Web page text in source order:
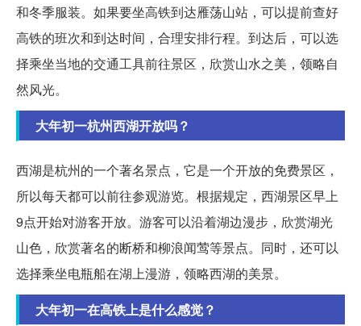
和冬季服装。如果要坐高铁到达雁荡山站，可以提前查好
高铁的班次和到达时间，合理安排行程。到达后，可以选
择乘坐当地的交通工具前往景区，欣赏山水之美，领略自
然风光。
大年初一杭州西湖开放吗？
西湖是杭州的一个著名景点，它是一个开放的免费景区，
所以每天都可以前往参观游览。根据规定，西湖景区早上
9点开始对游客开放。游客可以沿着湖边漫步，欣赏湖光
山色，欣赏著名的断桥和柳浪闻莺等景点。同时，还可以
选择乘坐电瓶船在湖上漫游，领略西湖的美景。
大年初一在高铁上是什么感觉？